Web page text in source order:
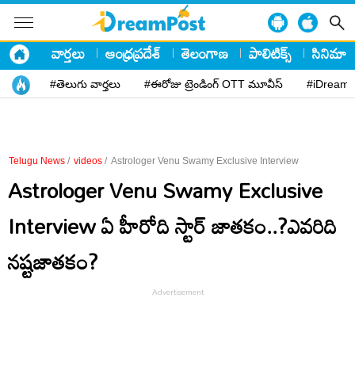
వార్తలు ఆంధ్రప్రదేశ్ తెలంగాణ పాలిటిక్స్ సినిమా
#తెలుగు వార్తలు #ఈరోజు ట్రెండింగ్ OTT మూవీస్
Telugu News / videos / Astrologer Venu Swamy Exclusive Interview
Astrologer Venu Swamy Exclusive
Interview ఏ హీరోది స్టార్ జాత‌కం..?ఎవ‌రిది
న‌ష్ట‌జాత‌కం?